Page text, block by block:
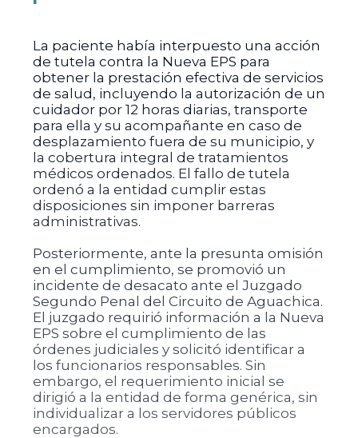
La paciente había interpuesto una acción
de tutela contra la Nueva EPS para
obtener la prestación efectiva de servicios
de salud, incluyendo la autorización de un
cuidador por 12 horas diarias, transporte
para ella y su acompañante en caso de
desplazamiento fuera de su municipio, y
la cobertura integral de tratamientos
médicos ordenados. El fallo de tutela
ordenó a la entidad cumplir estas
disposiciones sin imponer barreras
administrativas.
Posteriormente, ante la presunta omisión
en el cumplimiento, se promovió un
incidente de desacato ante el Juzgado
Segundo Penal del Circuito de Aguachica.
El juzgado requirió información a la Nueva
EPS sobre el cumplimiento de las
órdenes judiciales y solicitó identificar a
los funcionarios responsables. Sin
embargo, el requerimiento inicial se
dirigió a la entidad de forma genérica, sin
individualizar a los servidores públicos
encargados.